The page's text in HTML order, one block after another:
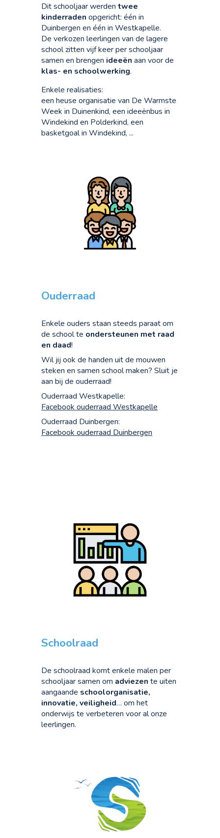
Dit schooljaar werden twee
kinderraden opgericht: één in
Duinbergen en één in Westkapelle.
De verkozen leerlingen van de lagere
school zitten vijf keer per schooljaar
samen en brengen ideeën aan voor de
klas- en schoolwerking.
Enkele realisaties:
een heuse organisatie van De Warmste
Week in Duinenkind, een ideeënbus in
Windekind en Polderkind, een
basketgoal in Windekind, ...
Ouderraad
Enkele ouders staan steeds paraat om
de school te ondersteunen met raad
en daad!
Wil jij ook de handen uit de mouwen
steken en samen school maken? Sluit je
aan bij de ouderraad!
Ouderraad Westkapelle:
Facebook ouderraad Westkapelle
Ouderraad Duinbergen:
Facebook ouderraad Duinbergen
Schoolraad
De schoolraad komt enkele malen per
schooljaar samen om adviezen te uiten
aangaande schoolorganisatie,
innovatie, veiligheid… om het
onderwijs te verbeteren voor al onze
leerlingen.